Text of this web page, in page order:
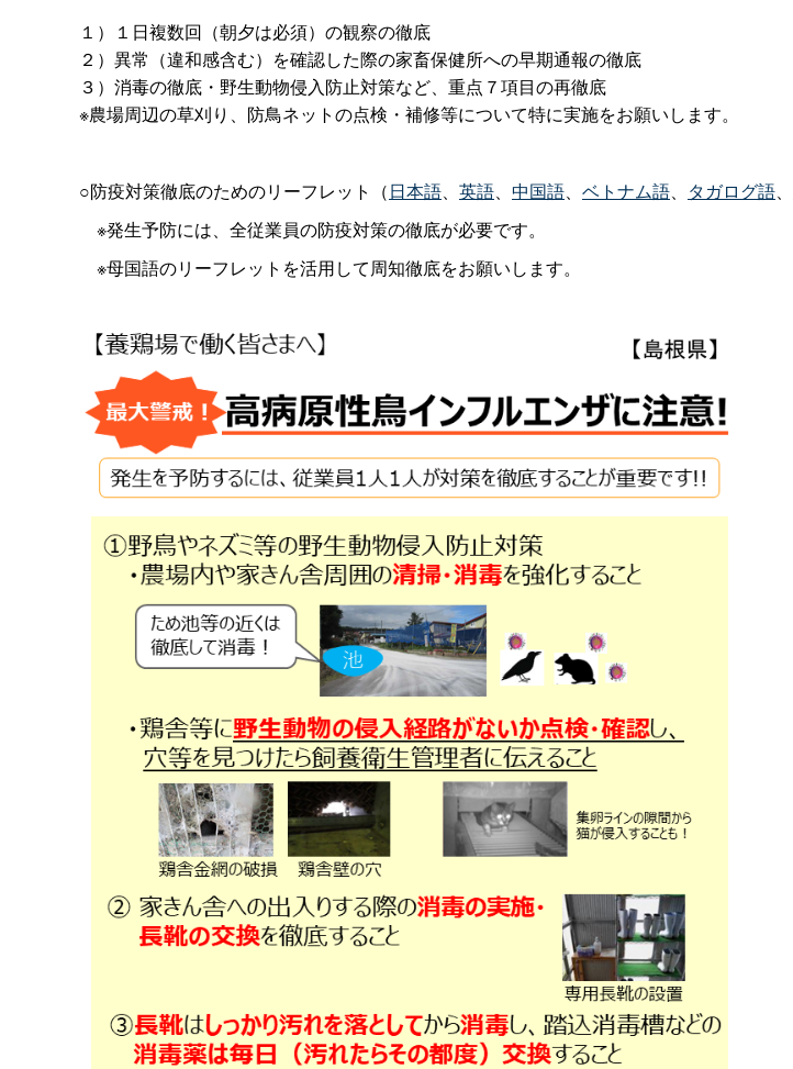
１）１日複数回（朝夕は必須）の観察の徹底
２）異常（違和感含む）を確認した際の家畜保健所への早期通報の徹底
３）消毒の徹底・野生動物侵入防止対策など、重点７項目の再徹底
※農場周辺の草刈り、防鳥ネットの点検・補修等について特に実施をお願いします。
○防疫対策徹底のためのリーフレット（日本語、 英語、 中国語、 ベトナム語、 タガログ語、
※発生予防には、全従業員の防疫対策の徹底が必要です。
※母国語のリーフレットを活用して周知徹底をお願いします。